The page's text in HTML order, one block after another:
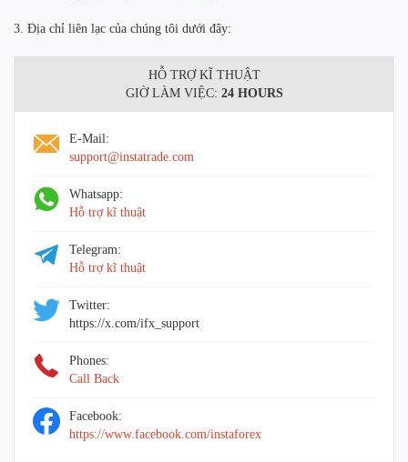
3. Địa chỉ liên lạc của chúng tôi dưới đây:
HỖ TRỢ KĨ THUẬT
GIỜ LÀM VIỆC: 24 HOURS
E-Mail:
support@instatrade.com
Whatsapp:
Hỗ trợ kĩ thuật
Telegram:
Hỗ trợ kĩ thuật
Twitter:
https://x.com/ifx_support
Phones:
Call Back
Facebook:
https://www.facebook.com/instaforex